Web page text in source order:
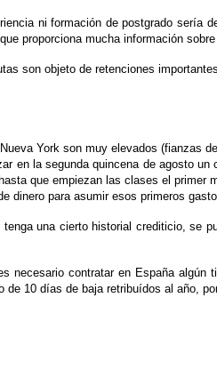
ni formación de postgrado
proporciona mucha información
son objeto de retenciones
York son muy elevados
en la segunda quincena de agosto
que empiezan las clases el
dinero para asumir esos primeros
una cierto historial crediticio, se
necesario contratar en España
10 días de baja retribuídos al año,